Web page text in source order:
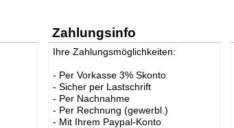
Zahlungsinfo
Ihre Zahlungsmöglichkeiten:
- Per Vorkasse 3% Skonto
- Sicher per Lastschrift
- Per Nachnahme
- Per Rechnung (gewerbl.)
- Mit Ihrem Paypal-Konto